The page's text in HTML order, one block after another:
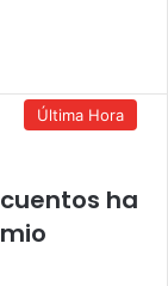
Última Hora
ha